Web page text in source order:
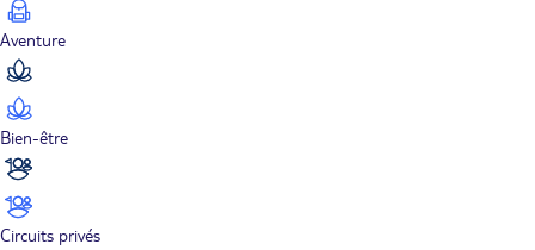
Aventure
Bien-être
Circuits privés